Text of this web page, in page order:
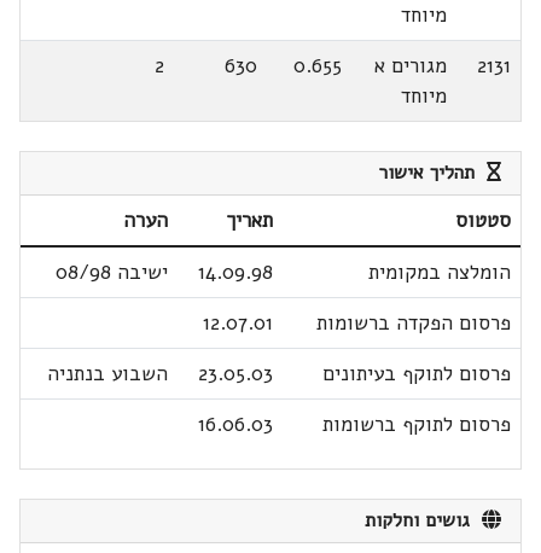
מיוחד
2131
מגורים א
מיוחד
0.655
630
2
תהליך אישור
סטטוס תאריך
הערה
הומלצה במקומית
14.09.98
ישיבה 08/98
פרסום הפקדה ברשומות
12.07.01
פרסום לתוקף בעיתונים
23.05.03
השבוע בנתניה
פרסום לתוקף ברשומות
16.06.03
גושים וחלקות